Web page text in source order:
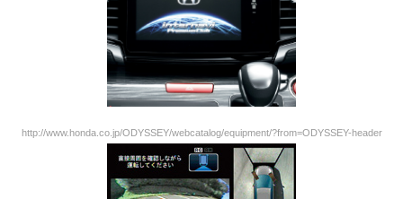
http://www.honda.co.jp/ODYSSEY/webcatalog/equipment/?from=ODYSSEY-header